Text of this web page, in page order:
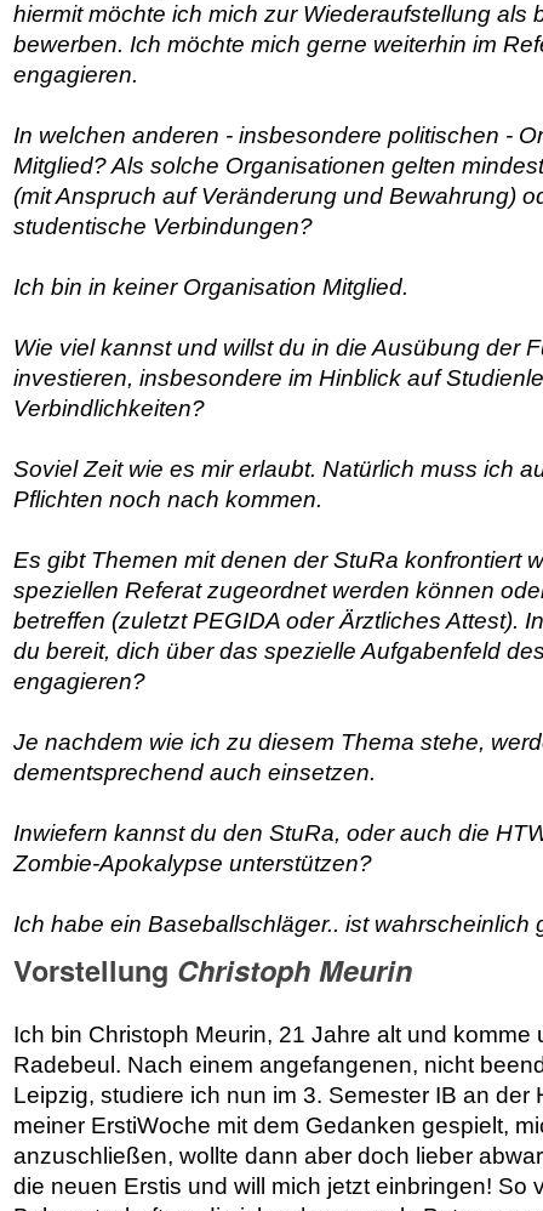
hiermit möchte ich mich zur Wiederaufstellung als
bewerben. Ich möchte mich gerne weiterhin im
engagieren.
In welchen anderen - insbesondere politischen -
Mitglied? Als solche Organisationen gelten
(mit Anspruch auf Veränderung und Bewahrung)
studentische Verbindungen?
Ich bin in keiner Organisation Mitglied.
Wie viel kannst und willst du in die Ausübung der
investieren, insbesondere im Hinblick auf
Verbindlichkeiten?
Soviel Zeit wie es mir erlaubt. Natürlich muss ich
Pflichten noch nach kommen.
Es gibt Themen mit denen der StuRa konfrontiert
speziellen Referat zugeordnet werden können
betreffen (zuletzt PEGIDA oder Ärztliches Attest).
du bereit, dich über das spezielle Aufgabenfeld
engagieren?
Je nachdem wie ich zu diesem Thema stehe,
dementsprechend auch einsetzen.
Inwiefern kannst du den StuRa, oder auch die
Zombie-Apokalypse unterstützen?
Ich habe ein Baseballschläger.. ist wahrscheinlich
Vorstellung Christoph Meurin
Ich bin Christoph Meurin, 21 Jahre alt und komme
Radebeul. Nach einem angefangenen, nicht
Leipzig, studiere ich nun im 3. Semester IB an der
meiner ErstiWoche mit dem Gedanken gespielt,
anzuschließen, wollte dann aber doch lieber
die neuen Erstis und will mich jetzt einbringen! So